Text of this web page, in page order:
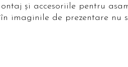
și accesoriile pentru
imaginile de prezentare nu